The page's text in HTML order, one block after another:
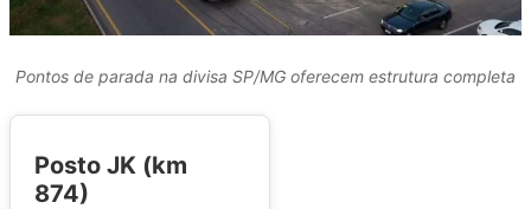
Pontos de parada na divisa SP/MG oferecem estrutura completa
Posto JK (km
874)